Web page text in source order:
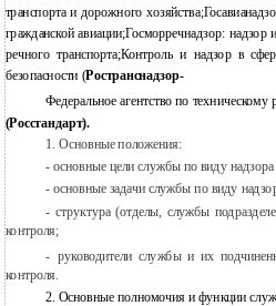
транспорта и дорожного
гражданской авиации;Госморречнадзор: надзор
речного транспорта;Контроль и надзор в
безопасности (Ространснадзор-
Федеральное агентство по
(Росстандарт).
1.Основные положения:
- основные цели службы по виду надзора
- основные задачи службы по виду
- структура (отделы, службы
контроля;
- руководители службы и их
контроля.
2. Основные полномочия и функции